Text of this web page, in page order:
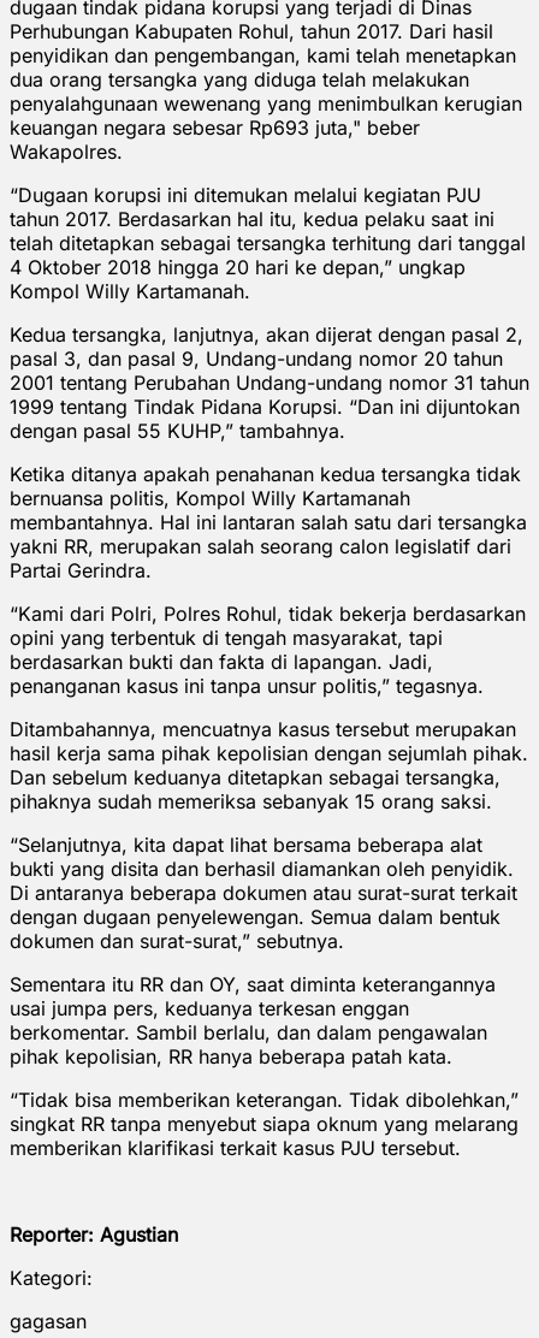
dugaan tindak pidana korupsi yang terjadi di Dinas
Perhubungan Kabupaten Rohul, tahun 2017. Dari hasil
penyidikan dan pengembangan, kami telah menetapkan
dua orang tersangka yang diduga telah melakukan
penyalahgunaan wewenang yang menimbulkan kerugian
keuangan negara sebesar Rp693 juta," beber
Wakapolres.
“Dugaan korupsi ini ditemukan melalui kegiatan PJU
tahun 2017. Berdasarkan hal itu, kedua pelaku saat ini
telah ditetapkan sebagai tersangka terhitung dari tanggal
4 Oktober 2018 hingga 20 hari ke depan,” ungkap
Kompol Willy Kartamanah.
Kedua tersangka, lanjutnya, akan dijerat dengan pasal 2,
pasal 3, dan pasal 9, Undang-undang nomor 20 tahun
2001 tentang Perubahan Undang-undang nomor 31 tahun
1999 tentang Tindak Pidana Korupsi. “Dan ini dijuntokan
dengan pasal 55 KUHP,” tambahnya.
Ketika ditanya apakah penahanan kedua tersangka tidak
bernuansa politis, Kompol Willy Kartamanah
membantahnya. Hal ini lantaran salah satu dari tersangka
yakni RR, merupakan salah seorang calon legislatif dari
Partai Gerindra.
“Kami dari Polri, Polres Rohul, tidak bekerja berdasarkan
opini yang terbentuk di tengah masyarakat, tapi
berdasarkan bukti dan fakta di lapangan. Jadi,
penanganan kasus ini tanpa unsur politis,” tegasnya.
Ditambahannya, mencuatnya kasus tersebut merupakan
hasil kerja sama pihak kepolisian dengan sejumlah pihak.
Dan sebelum keduanya ditetapkan sebagai tersangka,
pihaknya sudah memeriksa sebanyak 15 orang saksi.
“Selanjutnya, kita dapat lihat bersama beberapa alat
bukti yang disita dan berhasil diamankan oleh penyidik.
Di antaranya beberapa dokumen atau surat-surat terkait
dengan dugaan penyelewengan. Semua dalam bentuk
dokumen dan surat-surat,” sebutnya.
Sementara itu RR dan OY, saat diminta keterangannya
usai jumpa pers, keduanya terkesan enggan
berkomentar. Sambil berlalu, dan dalam pengawalan
pihak kepolisian, RR hanya beberapa patah kata.
“Tidak bisa memberikan keterangan. Tidak dibolehkan,”
singkat RR tanpa menyebut siapa oknum yang melarang
memberikan klarifikasi terkait kasus PJU tersebut.
Reporter: Agustian
Kategori:
gagasan